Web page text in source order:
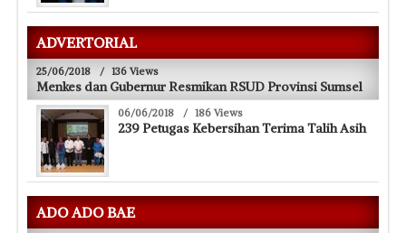
ADVERTORIAL
25/06/2018 / 136 Views
Menkes dan Gubernur Resmikan RSUD Provinsi Sumsel
06/06/2018 / 186 Views
239 Petugas Kebersihan Terima Talih Asih
ADO ADO BAE